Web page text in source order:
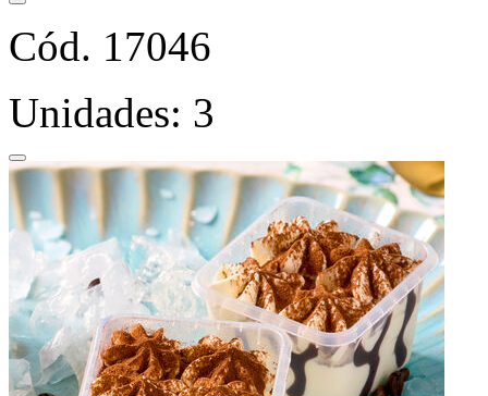
Cód. 17046
Unidades: 3